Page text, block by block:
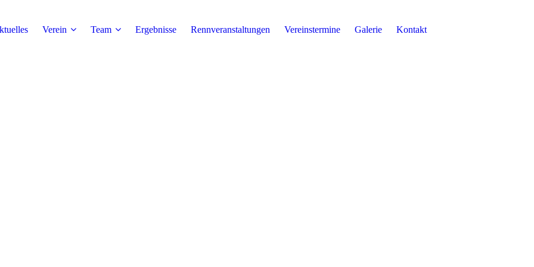
Verein Team Ergebnisse Rennveranstaltungen Vereinstermine Galerie Kontakt